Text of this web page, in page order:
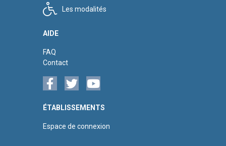
Les modalités
AIDE
FAQ
Contact
ÉTABLISSEMENTS
Espace de connexion